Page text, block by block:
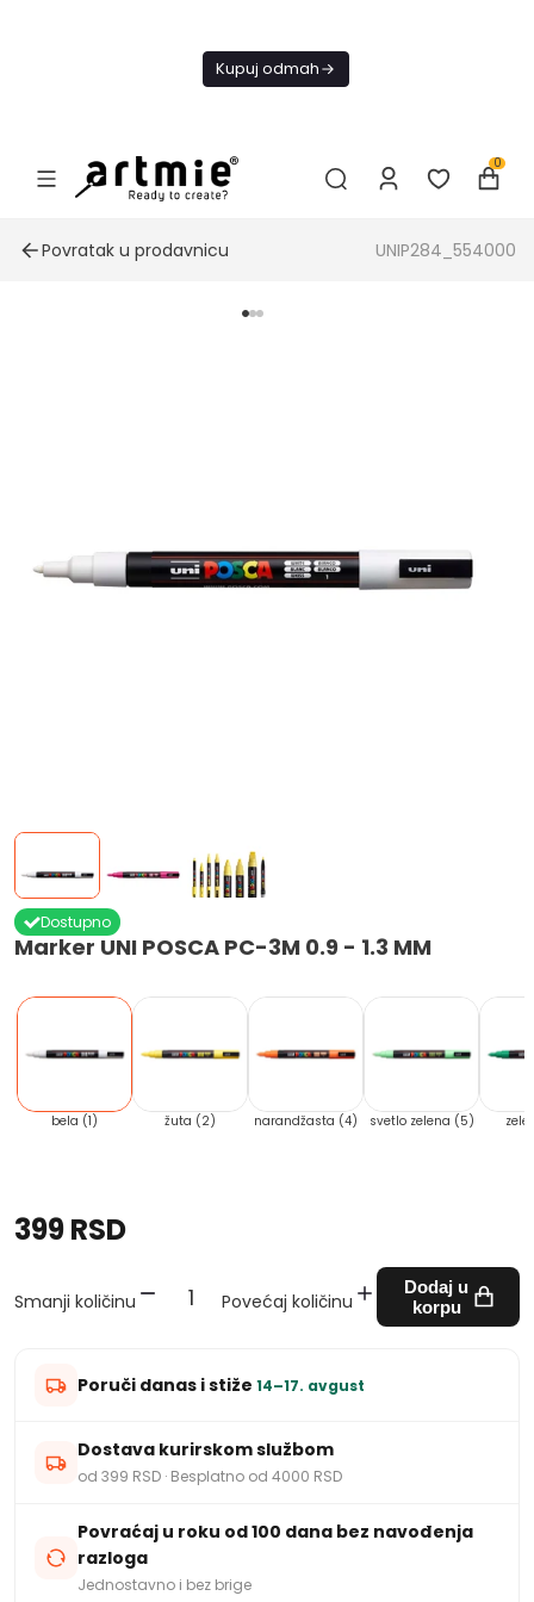
Kupuj odmah
0
Povratak u prodavnicu UNIP284_554000
Marker UNI POSCA PC-3M 0.9 - 1.3 MM
Dostupno
bela (1) žuta (2) narandžasta (4) svetlo zelena (5)
399 RSD
Smanji količinu Povećaj količinu
Dodaj u
korpu
Poruči danas i stiže 14–17. avgust
Dostava kurirskom službom
od 399 RSD · Besplatno od 4000 RSD
Povraćaj u roku od 100 dana bez navođenja
razloga
Jednostavno i bez brige